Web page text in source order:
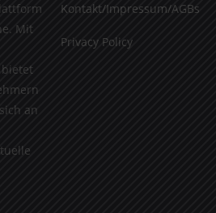
Mit
bietet
an
Kontakt/Impressum/AGBs
Privacy Policy